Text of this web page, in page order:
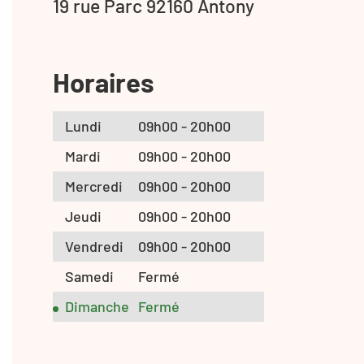
19 rue Parc 92160 Antony
Horaires
Lundi
09h00 - 20h00
Mardi
09h00 - 20h00
Mercredi
09h00 - 20h00
Jeudi
09h00 - 20h00
Vendredi
09h00 - 20h00
Samedi
Fermé
Dimanche Fermé